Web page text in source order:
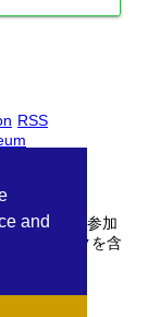
and
RSS
リエイトに参加
イトリンクを含